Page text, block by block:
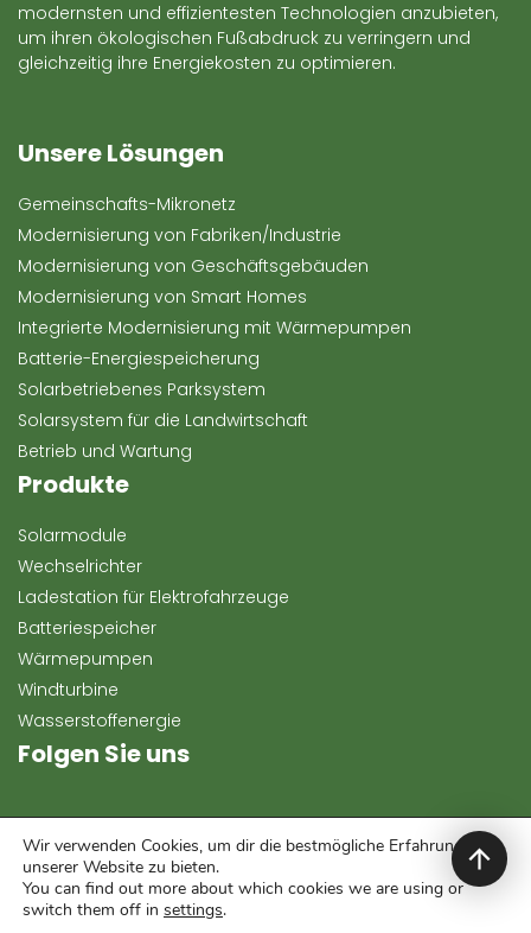
modernsten und effizientesten Technologien anzubieten,
um ihren ökologischen Fußabdruck zu verringern und
gleichzeitig ihre Energiekosten zu optimieren.
Unsere Lösungen
Gemeinschafts-Mikronetz
Modernisierung von Fabriken/Industrie
Modernisierung von Geschäftsgebäuden
Modernisierung von Smart Homes
Integrierte Modernisierung mit Wärmepumpen
Batterie-Energiespeicherung
Solarbetriebenes Parksystem
Solarsystem für die Landwirtschaft
Betrieb und Wartung
Produkte
Solarmodule
Wechselrichter
Ladestation für Elektrofahrzeuge
Batteriespeicher
Wärmepumpen
Windturbine
Wasserstoffenergie
Folgen Sie uns
Wir verwenden Cookies, um dir die bestmögliche Erfahrung auf
unserer Website zu bieten.
You can find out more about which cookies we are using or
switch them off in settings.